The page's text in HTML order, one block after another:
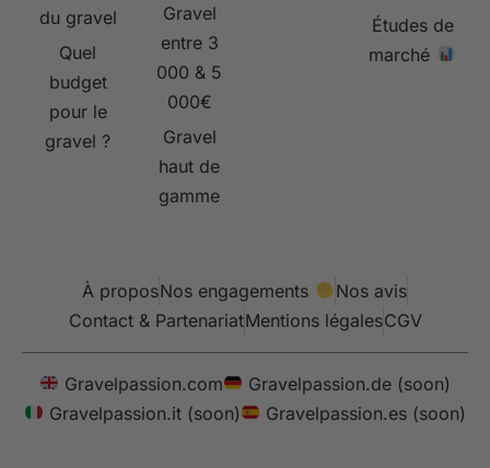
du gravel
Quel
budget
pour le
gravel ?
Gravel
entre 3
000 & 5
000€
Gravel
haut de
gamme
Études de
marché
À proposNos engagements
Nos avis
Contact & PartenariatMentions légalesCGV
Gravelpassion.com
Gravelpassion.de (soon)
Gravelpassion.it (soon)
Gravelpassion.es (soon)